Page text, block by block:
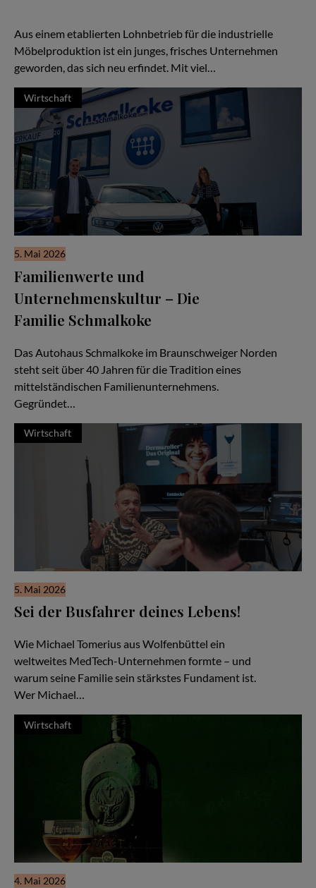
Aus einem etablierten Lohnbetrieb für die industrielle
Möbelproduktion ist ein junges, frisches Unternehmen
geworden, das sich neu erfindet. Mit viel…
Wirtschaft
5. Mai 2026
Familienwerte und
Unternehmenskultur – Die
Familie Schmalkoke
Das Autohaus Schmalkoke im Braunschweiger Norden
steht seit über 40 Jahren für die Tradition eines
mittelständischen Familienunternehmens.
Gegründet…
Wirtschaft
5. Mai 2026
Sei der Busfahrer deines Lebens!
Wie Michael Tomerius aus Wolfenbüttel ein
weltweites MedTech-Unternehmen formte – und
warum seine Familie sein stärkstes Fundament ist.
Wer Michael…
Wirtschaft
4. Mai 2026